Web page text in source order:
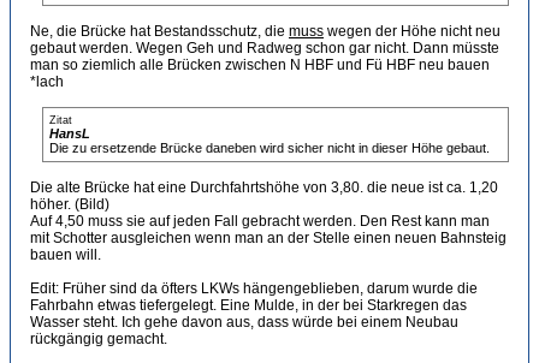
Ne, die Brücke hat Bestandsschutz, die muss wegen der Höhe nicht neu
gebaut werden. Wegen Geh und Radweg schon gar nicht. Dann müsste
man so ziemlich alle Brücken zwischen N HBF und Fü HBF neu bauen
*lach
Zitat
HansL
Die zu ersetzende Brücke daneben wird sicher nicht in dieser Höhe gebaut.
Die alte Brücke hat eine Durchfahrtshöhe von 3,80. die neue ist ca. 1,20
höher. (Bild)
Auf 4,50 muss sie auf jeden Fall gebracht werden. Den Rest kann man
mit Schotter ausgleichen wenn man an der Stelle einen neuen Bahnsteig
bauen will.
Edit: Früher sind da öfters LKWs hängengeblieben, darum wurde die
Fahrbahn etwas tiefergelegt. Eine Mulde, in der bei Starkregen das
Wasser steht. Ich gehe davon aus, dass würde bei einem Neubau
rückgängig gemacht.